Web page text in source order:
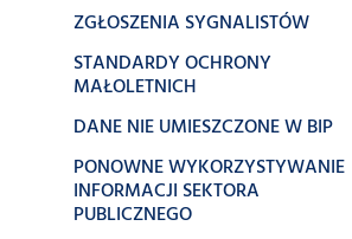
ZGŁOSZENIA SYGNALISTÓW
STANDARDY OCHRONY
MAŁOLETNICH
DANE NIE UMIESZCZONE W BIP
PONOWNE WYKORZYSTYWANIE
INFORMACJI SEKTORA
PUBLICZNEGO